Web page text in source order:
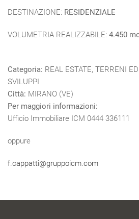
DESTINAZIONE: RESIDENZIALE
VOLUMETRIA REALIZZABILE: 4.450
Categoria: REAL ESTATE, TERRENI
SVILUPPI
Città: MIRANO (VE)
Per maggiori informazioni:
Ufficio Immobiliare ICM 0444 336111
oppure
f.cappatti@gruppoicm.com